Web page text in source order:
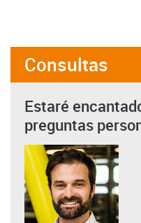
Consultas
Estaré
preguntas